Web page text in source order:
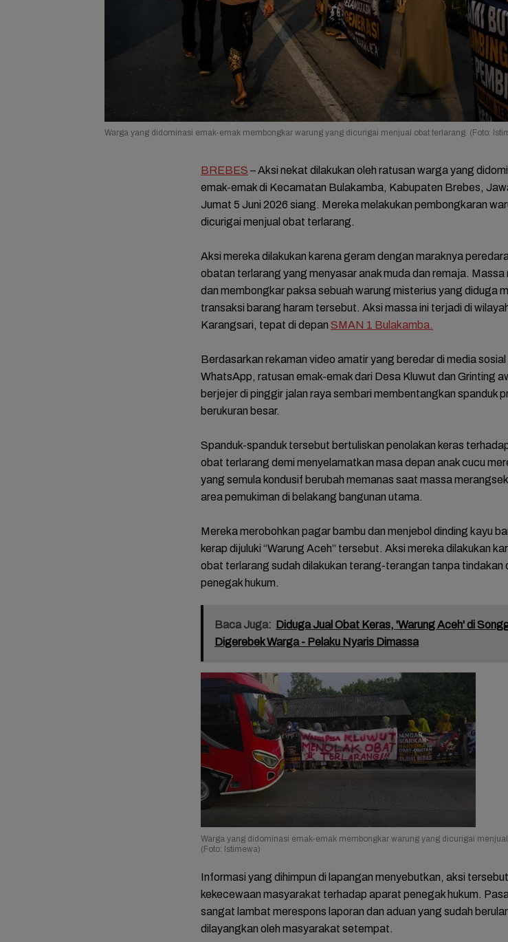
Warga yang didominasi emak-emak membongkar warung yang dicurigai menjual obat terlarang. (Foto:
BREBES – Aksi nekat dilakukan oleh ratusan warga yang
emak-emak di Kecamatan Bulakamba, Kabupaten Brebes,
Jumat 5 Juni 2026 siang. Mereka melakukan pembongkaran
dicurigai menjual obat terlarang.
Aksi mereka dilakukan karena geram dengan maraknya
obatan terlarang yang menyasar anak muda dan remaja. Massa
dan membongkar paksa sebuah warung misterius yang diduga
transaksi barang haram tersebut. Aksi massa ini terjadi di
Karangsari, tepat di depan SMAN 1 Bulakamba.
Berdasarkan rekaman video amatir yang beredar di media sosial
WhatsApp, ratusan emak-emak dari Desa Kluwut dan Grinting
berjejer di pinggir jalan raya sembari membentangkan spanduk
berukuran besar.
Spanduk-spanduk tersebut bertuliskan penolakan keras
obat terlarang demi menyelamatkan masa depan anak cucu
yang semula kondusif berubah memanas saat massa
area pemukiman di belakang bangunan utama.
Mereka merobohkan pagar bambu dan menjebol dinding kayu
kerap dijuluki “Warung Aceh” tersebut. Aksi mereka dilakukan
obat terlarang sudah dilakukan terang-terangan tanpa tindakan
penegak hukum.
Baca Juga:
Diduga Jual Obat Keras, 'Warung Aceh' di
Digerebek Warga - Pelaku Nyaris Dimassa
Warga yang didominasi emak-emak membongkar warung yang dicurigai
(Foto: Istimewa)
Informasi yang dihimpun di lapangan menyebutkan, aksi
kekecewaan masyarakat terhadap aparat penegak hukum.
sangat lambat merespons laporan dan aduan yang sudah
dilayangkan oleh masyarakat setempat.
FOTO: Khidmat dan
Bupati Brebes
Mitha-Wurja
Wisata Kekinian
yang Digandrungi
Wisatawan